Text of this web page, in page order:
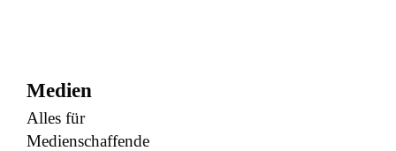
Medien
Alles für
Medienschaffende